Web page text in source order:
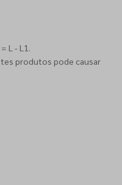
L - L1.
produtos pode causar